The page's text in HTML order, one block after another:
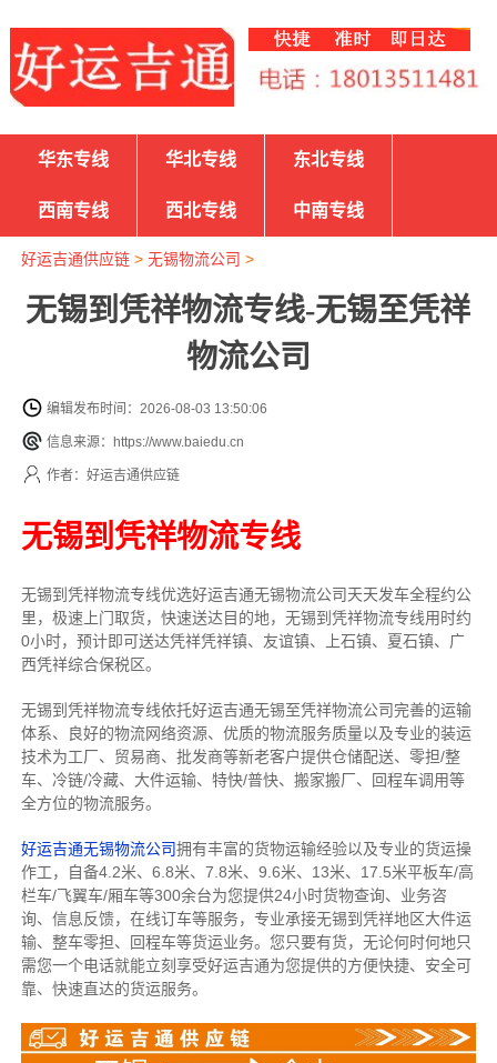
华东专线 华北专线 东北专线
西南专线 西北专线 中南专线
好运吉通供应链> 无锡物流公司 >
无锡到凭祥物流专线-无锡至凭祥
物流公司
编辑发布时间：2026-08-03 13:50:06
信息来源：https://www.baiedu.cn
作者：好运吉通供应链
无锡到凭祥物流专线
无锡到凭祥物流专线优选好运吉通无锡物流公司天天发车全程约公
里， 极速上门取货，快速送达目的地，无锡到凭祥物流专线用时约
0小时，预计即可送达凭祥凭祥镇、友谊镇、上石镇、夏石镇、广
西凭祥综合保税区。
无锡到凭祥物流专线依托好运吉通无锡至凭祥物流公司完善的运输
体系、良好的物流网络资源、优质的物流服务质量以及专业的装运
技术为工厂、贸易商、批发商等新老客户提供仓储配送、零担/整
车、冷链/冷藏、大件运输、特快/普快、搬家搬厂、回程车调用等
全方位的物流服务。
好运吉通无锡物流公司拥有丰富的货物运输经验以及专业的货运操
作工，自备4.2米、6.8米、7.8米、9.6米、13米、17.5米平板车/高
栏车/飞翼车/厢车等300余台为您提供24小时货物查询、业务咨
询、信息反馈，在线订车等服务， 专业承接无锡到凭祥地区大件运
输、整车零担、回程车等货运业务。 您只要有货，无论何时何地只
需您一个电话就能立刻享受好运吉通为您提供的方便快捷、安全可
靠、快速直达的货运服务。